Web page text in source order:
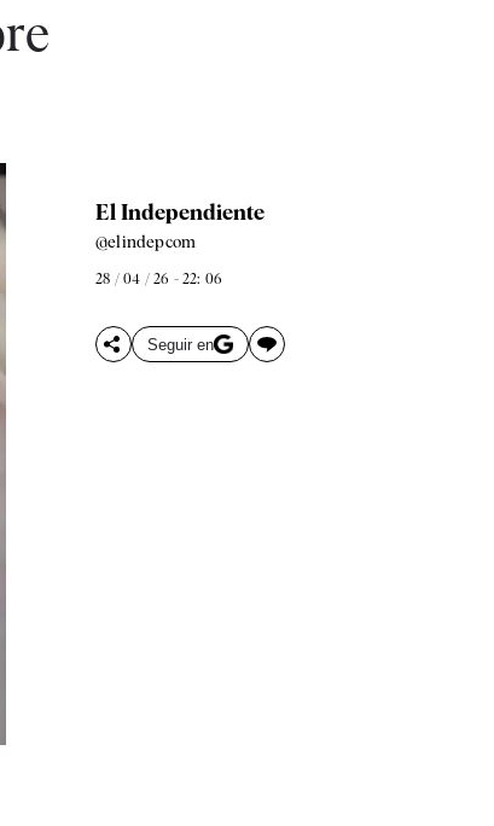
El Independiente
@elindepcom
28 / 04 / 26 - 22: 06
Seguir en